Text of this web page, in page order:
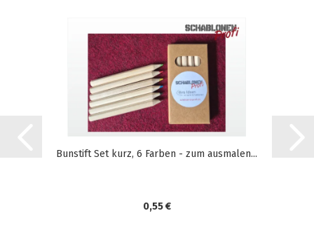
Bunstift Set kurz, 6 Farben - zum ausmalen...
0,55 €